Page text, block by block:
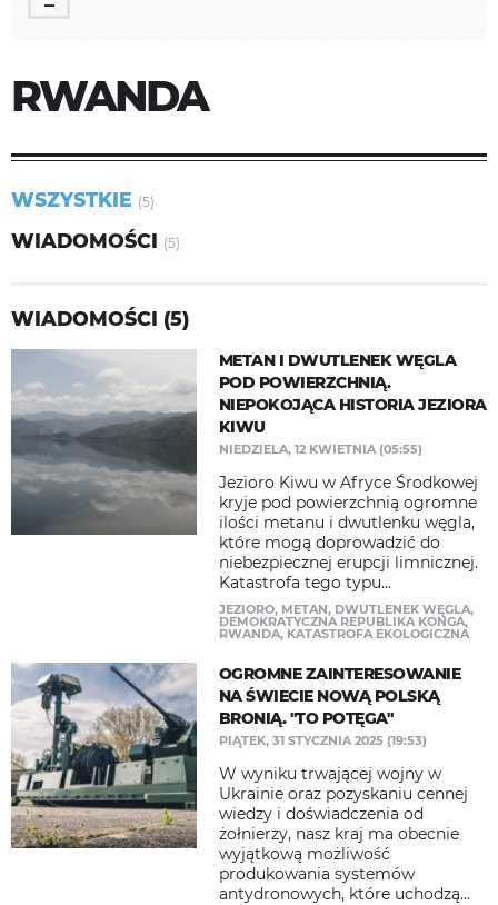
RWANDA
WSZYSTKIE (5)
WIADOMOŚCI (5)
WIADOMOŚCI (5)
METAN I DWUTLENEK WĘGLA
POD POWIERZCHNIĄ.
NIEPOKOJĄCA HISTORIA JEZIORA
KIWU
NIEDZIELA, 12 KWIETNIA (05:55)
Jezioro Kiwu w Afryce Środkowej
kryje pod powierzchnią ogromne
ilości metanu i dwutlenku węgla,
które mogą doprowadzić do
niebezpiecznej erupcji limnicznej.
Katastrofa tego typu...
JEZIORO, METAN, DWUTLENEK WĘGLA,
DEMOKRATYCZNA REPUBLIKA KONGA,
RWANDA, KATASTROFA EKOLOGICZNA
OGROMNE ZAINTERESOWANIE
NA ŚWIECIE NOWĄ POLSKĄ
BRONIĄ. "TO POTĘGA"
PIĄTEK, 31 STYCZNIA 2025 (19:53)
W wyniku trwającej wojny w
Ukrainie oraz pozyskaniu cennej
wiedzy i doświadczenia od
żołnierzy, nasz kraj ma obecnie
wyjątkową możliwość
produkowania systemów
antydronowych, które uchodzą...